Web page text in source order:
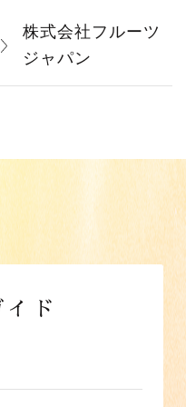
株式会社フルーツ
ジャパン
イド